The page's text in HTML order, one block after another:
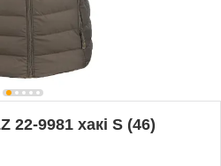
22-9981 хакі S (46)